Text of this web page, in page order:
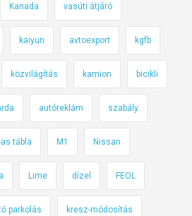
y
e
B
d
a
p
e
t
Kanada vasúti átjáró
kaiyun avtoexport kgfb
közvilágítás kamion bicikli
autóreklám szabály
tábla M1 Nissan
Lime dízel FEOL
parkolás kresz-módosítás